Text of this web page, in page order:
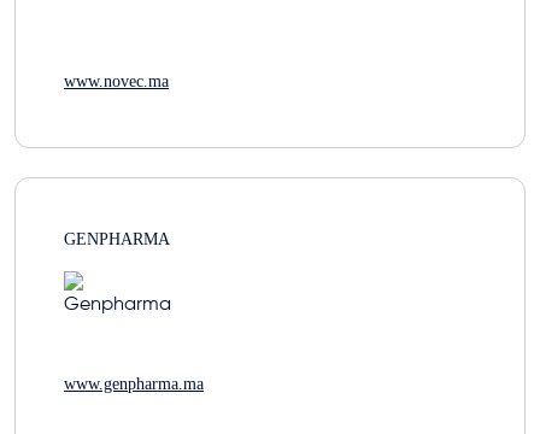
www.novec.ma
GENPHARMA
www.genpharma.ma